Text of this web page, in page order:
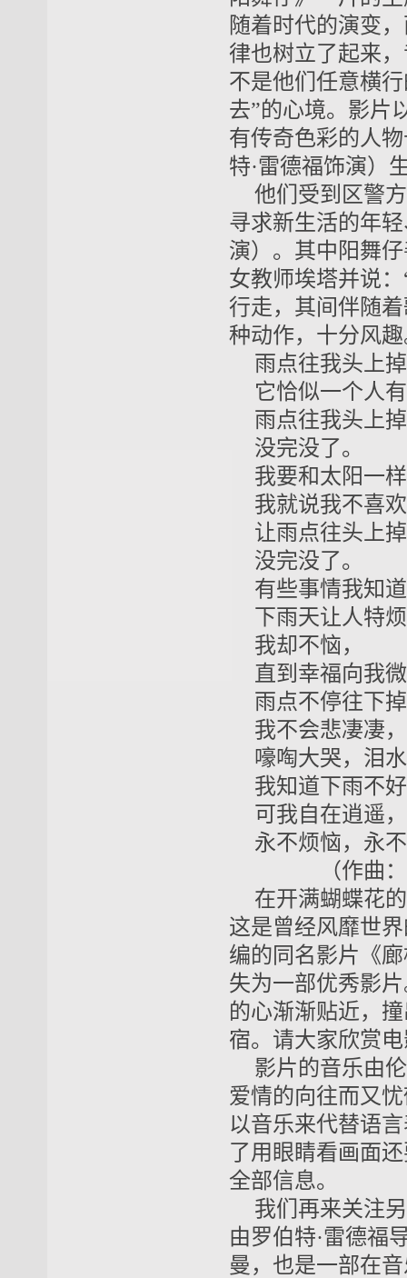
随着时代的演变
律也树立了起来
不是他们任意横
去”的心境。影片
有传奇色彩的人
特·雷德福饰演）
他们受到区警
寻求新生活的年
演）。其中阳舞
女教师埃塔并说
行走，其间伴随
种动作，十分风
雨点往我头上
它恰似一个人
雨点往我头上
没完没了。
我要和太阳一
我就说我不喜
让雨点往头上
没完没了。
有些事情我知
下雨天让人特
我却不恼，
直到幸福向我
雨点不停往下
我不会悲凄凄，
嚎啕大哭，泪
我知道下雨不
可我自在逍遥，
永不烦恼，永
（作曲：伯
在开满蝴蝶花
这是曾经风靡世
编的同名影片《
失为一部优秀影
的心渐渐贴近，
宿。请大家欣赏
影片的音乐由
爱情的向往而又
以音乐来代替语
了用眼睛看画面
全部信息。
我们再来关注
由罗伯特·雷德福
曼，也是一部在